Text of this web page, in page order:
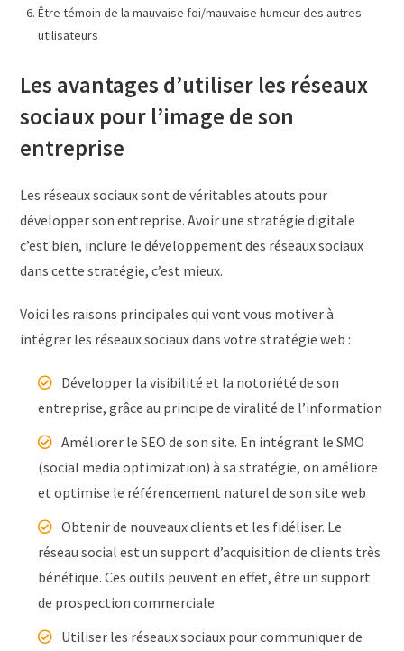
Être témoin de la mauvaise foi/mauvaise humeur des autres
utilisateurs
Les avantages d’utiliser les réseaux
sociaux pour l’image de son
entreprise
Les réseaux sociaux sont de véritables atouts pour
développer son entreprise. Avoir une stratégie digitale
c’est bien, inclure le développement des réseaux sociaux
dans cette stratégie, c’est mieux.
Voici les raisons principales qui vont vous motiver à
intégrer les réseaux sociaux dans votre stratégie web :
Développer la visibilité et la notoriété de son
entreprise, grâce au principe de viralité de l’information
Améliorer le SEO de son site. En intégrant le SMO
(social media optimization) à sa stratégie, on améliore
et optimise le référencement naturel de son site web
Obtenir de nouveaux clients et les fidéliser. Le
réseau social est un support d’acquisition de clients très
bénéfique. Ces outils peuvent en effet, être un support
de prospection commerciale
Utiliser les réseaux sociaux pour communiquer de